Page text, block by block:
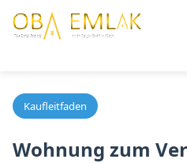
Kaufleitfaden
Wohnung zum